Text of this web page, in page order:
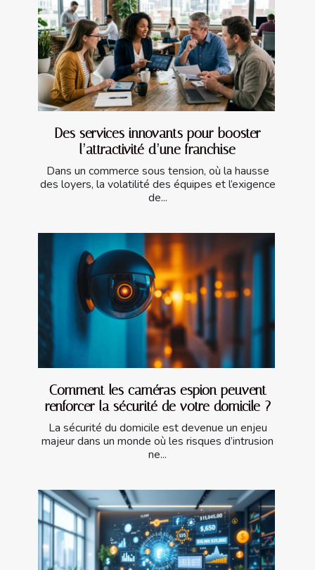
Des services innovants pour booster
l’attractivité d’une franchise
Dans un commerce sous tension, où la hausse
des loyers, la volatilité des équipes et l’exigence
de...
Comment les caméras espion peuvent
renforcer la sécurité de votre domicile ?
La sécurité du domicile est devenue un enjeu
majeur dans un monde où les risques d’intrusion
ne...